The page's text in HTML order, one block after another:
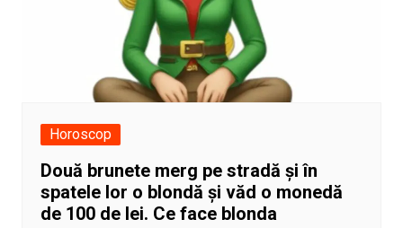
Horoscop
Două brunete merg pe stradă și în
spatele lor o blondă și văd o monedă
de 100 de lei. Ce face blonda